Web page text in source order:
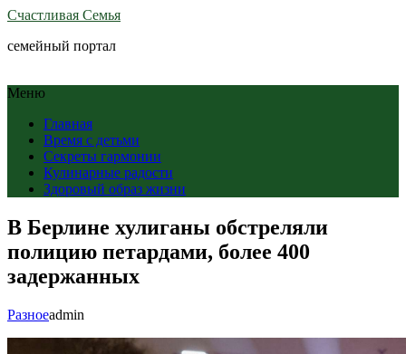
Счастливая Семья
семейный портал
Меню
Главная
Время с детьми
Секреты гармонии
Кулинарные радости
Здоровый образ жизни
В Берлине хулиганы обстреляли
полицию петардами, более 400
задержанных
Разноеadmin